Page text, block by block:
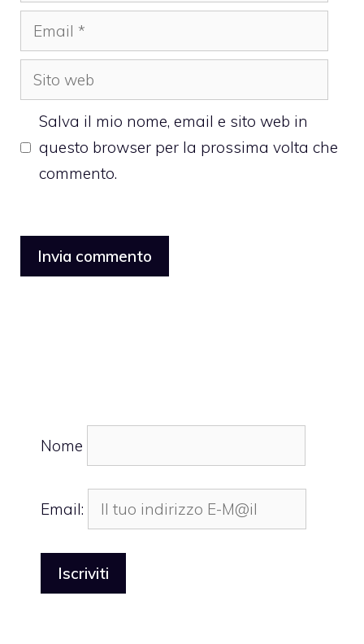
Email
Sito
web
Salva il mio nome, email e sito web in
questo browser per la prossima volta che
commento.
Nome
Email: